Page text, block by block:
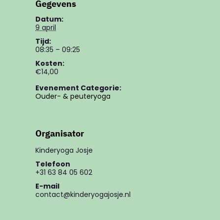
Gegevens
Datum:
9 april
Tijd:
08:35 – 09:25
Kosten:
€14,00
Evenement Categorie:
Ouder- & peuteryoga
Organisator
Kinderyoga Josje
Telefoon
+31 63 84 05 602
E-mail
contact@kinderyogajosje.nl